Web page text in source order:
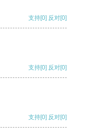
支持[0] 反对[0]
支持[0] 反对[0]
支持[0] 反对[0]